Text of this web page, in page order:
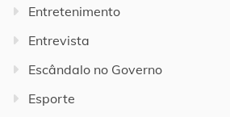
Entretenimento
Entrevista
Escândalo no Governo
Esporte